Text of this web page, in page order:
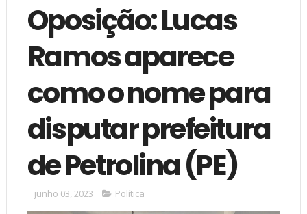
Oposição: Lucas
Ramos aparece
como o nome para
disputar prefeitura
de Petrolina (PE)
junho 03, 2023 Política